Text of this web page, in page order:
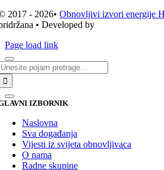
2017 - 2026•Obnovljivi izvori energije
• Developed by
Page load link
IZBORNIK
Naslovna
Sva događanja
Vijesti iz svijeta obnovljivaca
O nama
Radne skupine